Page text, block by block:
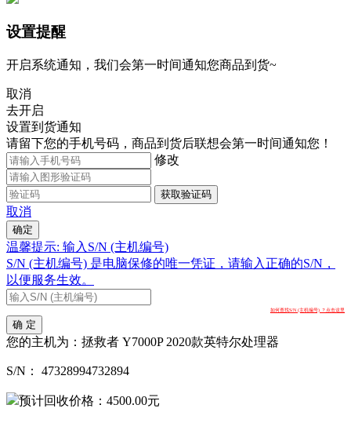
设置提醒
开启系统通知，我们会第一时间通知您商品到货~
取消
去开启
设置到货通知
请留下您的手机号码，商品到货后联想会第一时间通知您！
修改
获取验证码
取消
确定
温馨提示: 输入S/N (主机编号)
S/N (主机编号) 是电脑保修的唯一凭证，请输入正确的S/N，
以便服务生效。
如何查找S/N (主机编号) ？点击这里
确 定
您的主机为： 拯救者 Y7000P 2020款英特尔处理器
S/N： 47328994732894
预计回收价格： 4500.00元